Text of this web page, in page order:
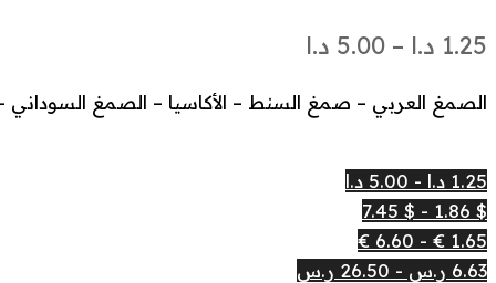
1.25 د.ا –
5.00 د.ا
الصمغ العربي – صمغ السنط – الأكاسيا – الصمغ السوداني
1.25 د.ا - 5.00 د.ا
$ 1.86 - $ 7.45
1.65 € - 6.60 €
6.63 ر.س - 26.50 ر.س